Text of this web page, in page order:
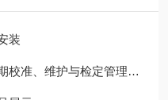
装
准、维护与检定管理要点